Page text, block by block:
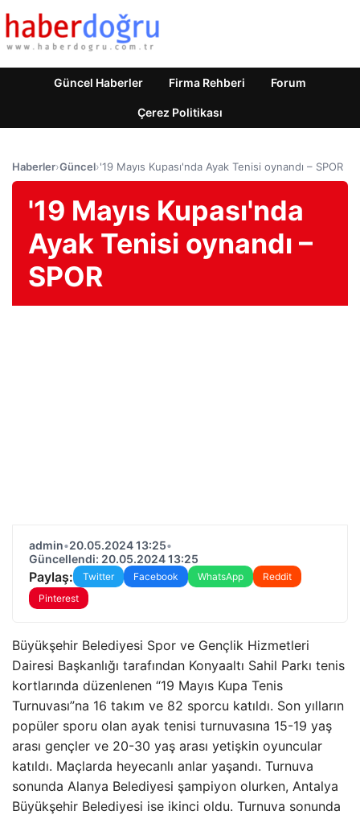
Güncel Haberler Firma Rehberi Forum
Çerez Politikası
Haberler›Güncel›'19 Mayıs Kupası'nda Ayak Tenisi oynandı – SPOR
'19 Mayıs Kupası'nda
Ayak Tenisi oynandı –
SPOR
admin•20.05.2024 13:25•
Güncellendi: 20.05.2024 13:25
Paylaş: Twitter Facebook WhatsApp
Reddit
Pinterest
Büyükşehir Belediyesi Spor ve Gençlik Hizmetleri
Dairesi Başkanlığı tarafından Konyaaltı Sahil Parkı tenis
kortlarında düzenlenen “19 Mayıs Kupa Tenis
Turnuvası”na 16 takım ve 82 sporcu katıldı. Son yılların
popüler sporu olan ayak tenisi turnuvasına 15-19 yaş
arası gençler ve 20-30 yaş arası yetişkin oyuncular
katıldı. Maçlarda heyecanlı anlar yaşandı. Turnuva
sonunda Alanya Belediyesi şampiyon olurken, Antalya
Büyükşehir Belediyesi ise ikinci oldu. Turnuva sonunda